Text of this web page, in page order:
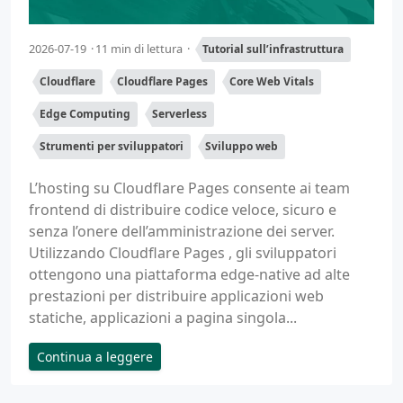
2026-07-19 11 min di lettura Tutorial sull’infrastruttura
Cloudflare Cloudflare Pages Core Web Vitals
Edge Computing Serverless
Strumenti per sviluppatori Sviluppo web
L’hosting su Cloudflare Pages consente ai team
frontend di distribuire codice veloce, sicuro e
senza l’onere dell’amministrazione dei server.
Utilizzando Cloudflare Pages , gli sviluppatori
ottengono una piattaforma edge-native ad alte
prestazioni per distribuire applicazioni web
statiche, applicazioni a pagina singola...
Continua a leggere